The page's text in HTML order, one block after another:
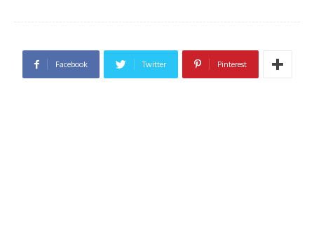
Facebook Twitter Pinterest